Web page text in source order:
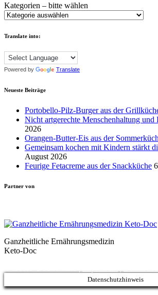
Kategorien – bitte wählen
Translate into:
Powered by Translate
Neueste Beiträge
Portobello-Pilz-Burger aus der
Nicht artgerechte Menschenhaltung und
2026
Orangen-Butter-Eis aus der
Gemeinsam kochen mit Kindern stärkt
August 2026
Feurige Fetacreme aus der Snackküche
Partner von
Ganzheitliche Ernährungsmedizin
Keto-Doc
Datenschutzhinweis